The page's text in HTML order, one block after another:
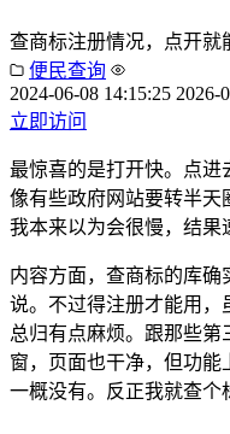
查商标注册情况，点开就
便民查询
2024-06-08 14:15:25 2026-
立即访问
最惊喜的是打开快。点进
像有些政府网站要转半天
我本来以为会很慢，结果
内容方面，查商标的库
说。不过得注册才能用，
总归有点麻烦。跟那些
窗，页面也干净，但功能
一概没有。反正我就查个